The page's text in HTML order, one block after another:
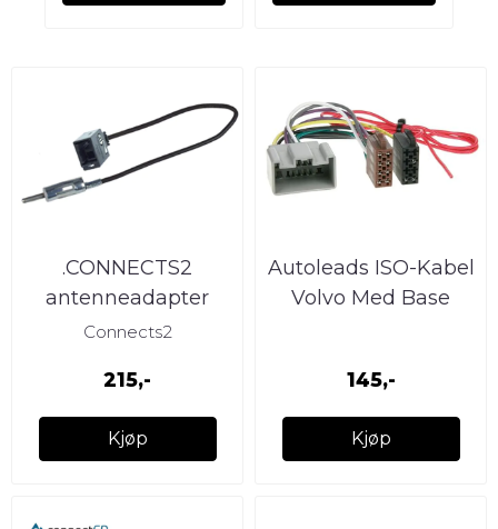
.CONNECTS2
antenneadapter
VOLVO (2000-->)
Connects2
215,-
Kjøp
Autoleads ISO-Kabel
Volvo Med Base
145,-
Kjøp